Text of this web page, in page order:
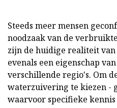
Steeds meer mensen
noodzaak van de
zijn de huidige realiteit
evenals een eigenschap
verschillende regio's. Om
waterzuivering te kiezen -
waarvoor specifieke